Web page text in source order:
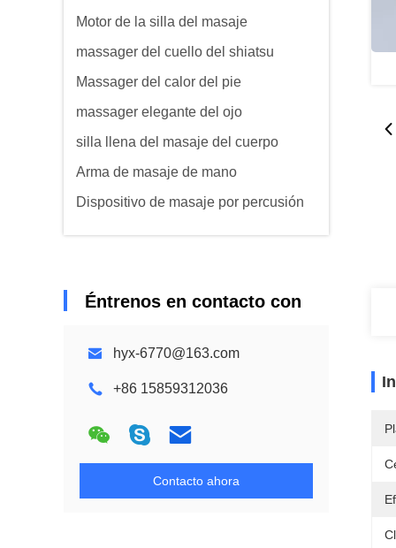
Motor de la silla del masaje
massager del cuello del shiatsu
Massager del calor del pie
massager elegante del ojo
silla llena del masaje del cuerpo
Arma de masaje de mano
Dispositivo de masaje por percusión
Éntrenos en contacto con
hyx-6770@163.com
+86 15859312036
Contacto ahora